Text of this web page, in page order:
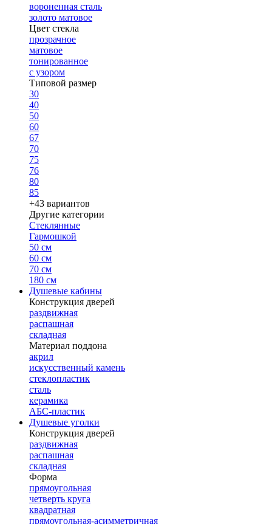
вороненная сталь
золото матовое
Цвет стекла
прозрачное
матовое
тонированное
с узором
Типовой размер
30
40
50
60
67
70
75
76
80
85
+43 вариантов
Другие категории
Стеклянные
Гармошкой
50 см
60 см
70 см
180 см
Душевые кабины
Конструкция дверей
раздвижная
распашная
складная
Материал поддона
акрил
искусственный камень
стеклопластик
сталь
керамика
АБС-пластик
Душевые уголки
Конструкция дверей
раздвижная
распашная
складная
Форма
прямоугольная
четверть круга
квадратная
прямоугольная-асимметричная